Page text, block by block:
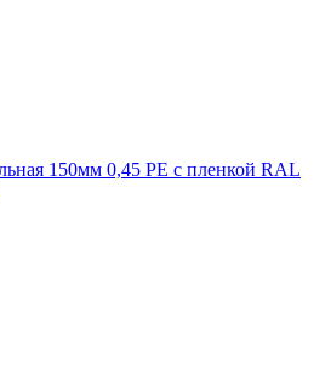
150мм 0,45 PE с пленкой RAL